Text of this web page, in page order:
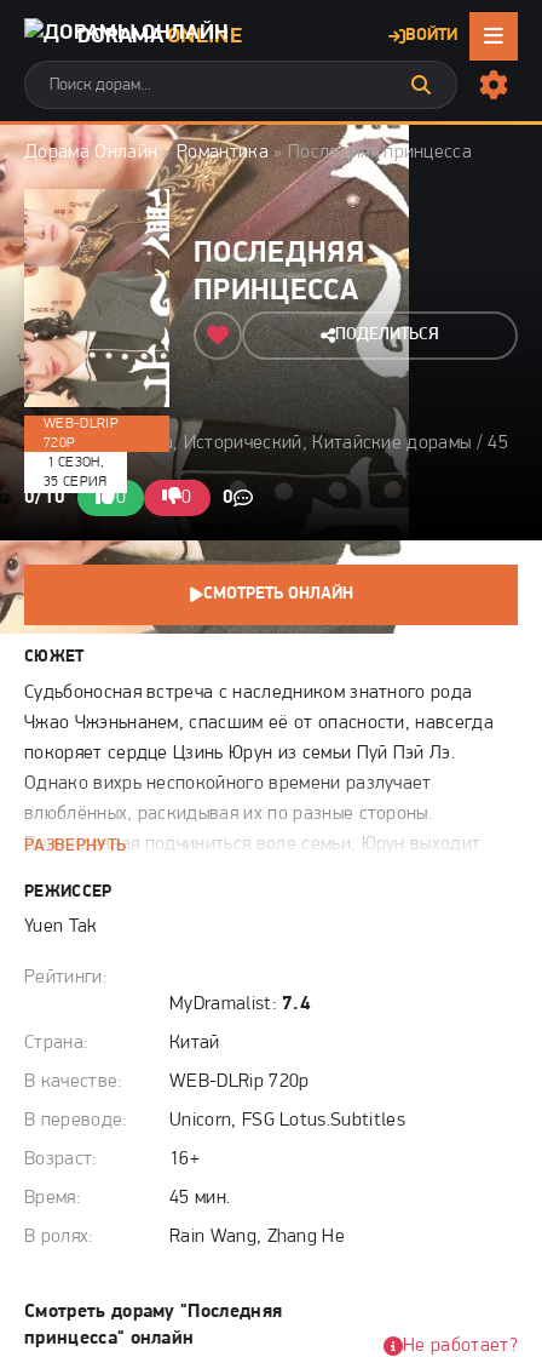
DORAMAONLINE ВОЙТИ
Дорама Онлайн » Романтика» Последняя принцесса
ПОСЛЕДНЯЯ
ПРИНЦЕССА
ПОДЕЛИТЬСЯ
2023 / Романтика, Исторический, Китайские дорамы / 45
мин
0/10
0 0 0
WEB-DLRIP
720P
1 СЕЗОН,
35 СЕРИЯ
СМОТРЕТЬ ОНЛАЙН
СЮЖЕТ
Судьбоносная встреча с наследником знатного рода
Чжао Чжэньнанем, спасшим её от опасности, навсегда
покоряет сердце Цзинь Юрун из семьи Пуй Пэй Лэ.
Однако вихрь неспокойного времени разлучает
влюблённых, раскидывая их по разные стороны.
Вынужденная подчиниться воле семьи, Юрун выходит
медицины. Именно здесь, среди врачебных будней, её
путь вновь пересекается с Чжао Чжэньнанем, который
теперь стал могущественным военачальником. На фоне
вспыхивает страстный, полный тягостных противоречий и
запретной страсти роман, испытывающий их чувства на
прочность в горниле истории.
РАЗВЕРНУТЬ
РЕЖИССЕР
Yuen Tak
Рейтинги:
MyDramalist: 7.4
Страна:
Китай
В качестве:
WEB-DLRip 720p
В переводе:
Unicorn, FSG Lotus.Subtitles
Возраст:
16+
Время:
45 мин.
В ролях:
Rain Wang, Zhang He
Смотреть дораму "Последняя
принцесса" онлайн
Не работает?